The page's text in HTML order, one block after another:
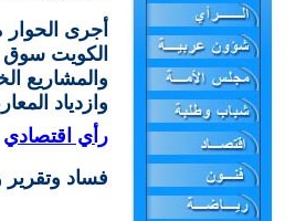
أجرى
الكويت سوق
والمشاريع
وازدياد
رأي اقتصادي
فساد